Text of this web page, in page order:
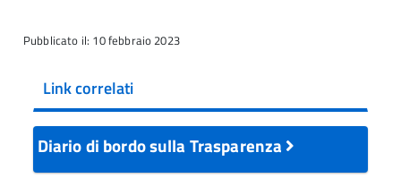
Pubblicato il: 10 febbraio 2023
Link correlati
Diario di bordo sulla Trasparenza